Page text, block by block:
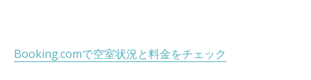
Booking.comで空室状況と料金をチェック